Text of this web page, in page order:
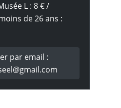
L : 8 € /
de 26 ans :
par email :